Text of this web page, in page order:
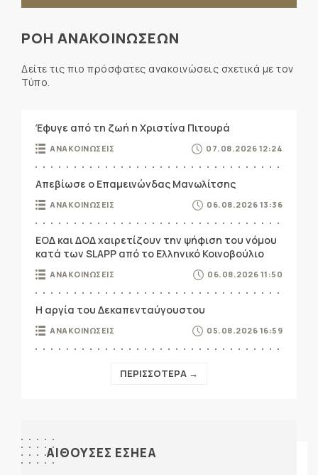
ΡΟΗ ΑΝΑΚΟΙΝΩΣΕΩΝ
Δείτε τις πιο πρόσφατες ανακοινώσεις σχετικά με τον
Τύπο.
Έφυγε από τη ζωή η Χριστίνα Πιτουρά
ΑΝΑΚΟΙΝΩΣΕΙΣ 07.08.2026 12:24
Απεβίωσε ο Επαμεινώνδας Μανωλίτσης
ΑΝΑΚΟΙΝΩΣΕΙΣ 06.08.2026 13:36
ΕΟΔ και ΔΟΔ χαιρετίζουν την ψήφιση του νόμου
κατά των SLAPP από το Ελληνικό Κοινοβούλιο
ΑΝΑΚΟΙΝΩΣΕΙΣ 06.08.2026 11:50
Η αργία του Δεκαπενταύγουστου
ΑΝΑΚΟΙΝΩΣΕΙΣ 05.08.2026 16:59
ΠΕΡΙΣΣΟΤΕΡΑ →
ΑΙΘΟΥΣΕΣ ΕΣΗΕΑ